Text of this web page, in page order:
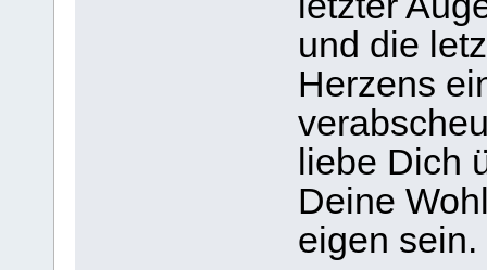
und die
Herzens
liebe Dich
Deine
eigen sein.